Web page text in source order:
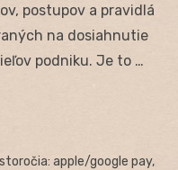
postupov a pravidlá
na dosiahnutie
podniku. Je to …
apple/google pay,